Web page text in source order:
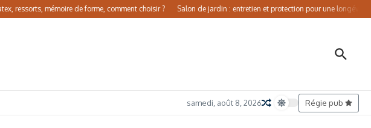
mémoire de forme, comment choisir ? Salon de jardin : entretien et protection pour une longévité accrue
samedi, août 8, 2026 Régie pub